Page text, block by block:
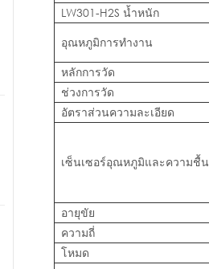
LW301-H2S น้ำหนัก
อุณหภูมิการทำงาน
หลักการวัด
ช่วงการวัด
อัตราส่วนความละเอียด
เซ็นเซอร์อุณหภูมิและความชื้น
อายุขัย
ความถี่
โหมด